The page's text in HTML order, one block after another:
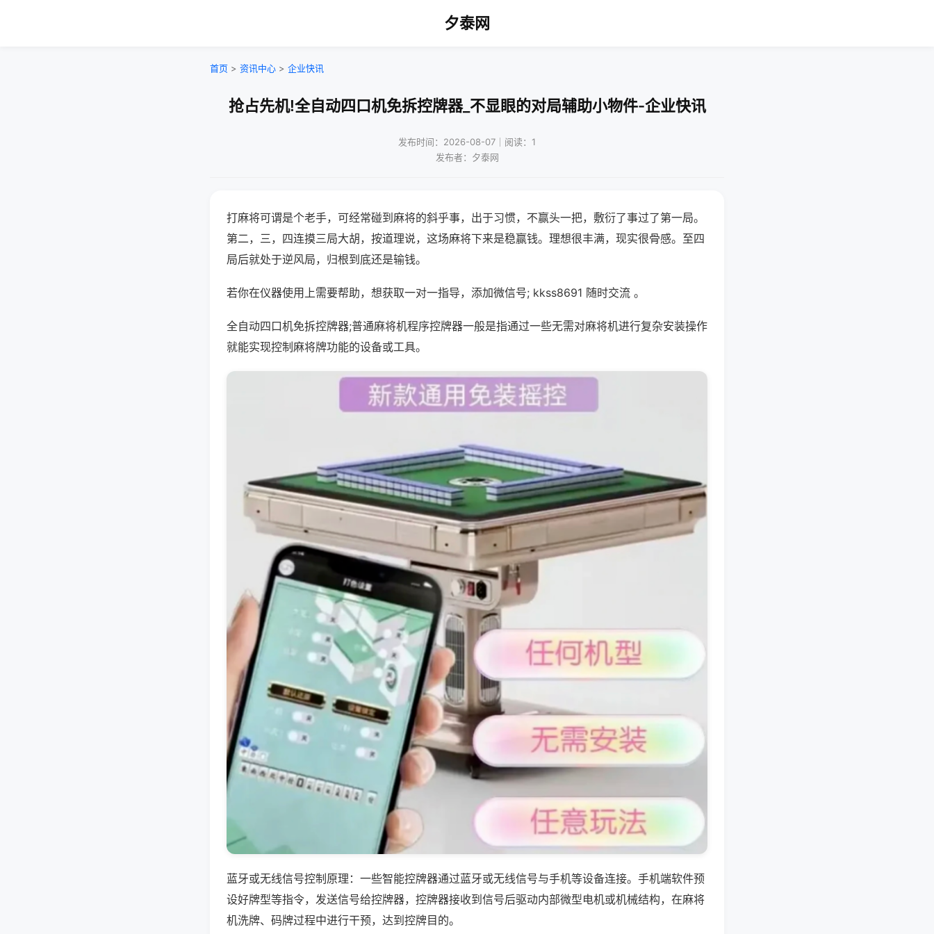
夕泰网
首页 > 资讯中心 > 企业快讯
抢占先机!全自动四口机免拆控牌器_不显眼的对局辅助小物件-企业快讯
发布时间：2026-08-07｜阅读：1
发布者：夕泰网
打麻将可谓是个老手，可经常碰到麻将的斜乎事，出于习惯，不赢头一把，敷衍了事过了第一局。
第二，三，四连摸三局大胡，按道理说，这场麻将下来是稳赢钱。理想很丰满，现实很骨感。至四
局后就处于逆风局，归根到底还是输钱。
若你在仪器使用上需要帮助，想获取一对一指导，添加微信号; kkss8691 随时交流 。
全自动四口机免拆控牌器;普通麻将机程序控牌器一般是指通过一些无需对麻将机进行复杂安装操作
就能实现控制麻将牌功能的设备或工具。
蓝牙或无线信号控制原理：一些智能控牌器通过蓝牙或无线信号与手机等设备连接。手机端软件预
设好牌型等指令，发送信号给控牌器，控牌器接收到信号后驱动内部微型电机或机械结构，在麻将
机洗牌、码牌过程中进行干预，达到控牌目的。